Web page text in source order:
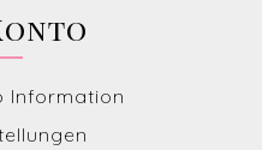
Information